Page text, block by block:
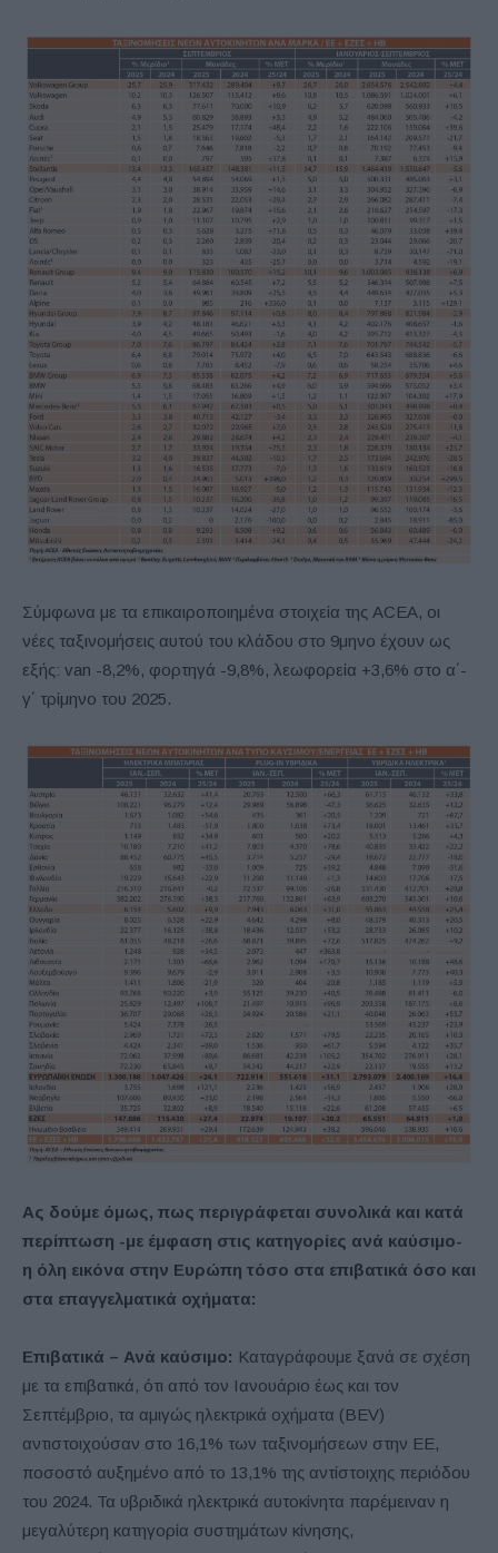
Σύμφωνα με τα επικαιροποιημένα στοιχεία της ACEA, οι
νέες ταξινομήσεις αυτού του κλάδου στο 9μηνο έχουν ως
εξής: van -8,2%, φορτηγά -9,8%, λεωφορεία +3,6% στο α΄-
γ΄ τρίμηνο του 2025.
Ας δούμε όμως, πως περιγράφεται συνολικά και κατά
περίπτωση -με έμφαση στις κατηγορίες ανά καύσιμο-
η όλη εικόνα στην Ευρώπη τόσο στα επιβατικά όσο και
στα επαγγελματικά οχήματα:
Επιβατικά – Ανά καύσιμο: Καταγράφουμε ξανά σε σχέση
με τα επιβατικά, ότι από τον Ιανουάριο έως και τον
Σεπτέμβριο, τα αμιγώς ηλεκτρικά οχήματα (BEV)
αντιστοιχούσαν στο 16,1% των ταξινομήσεων στην ΕΕ,
ποσοστό αυξημένο από το 13,1% της αντίστοιχης περιόδου
του 2024. Τα υβριδικά ηλεκτρικά αυτοκίνητα παρέμειναν η
μεγαλύτερη κατηγορία συστημάτων κίνησης,